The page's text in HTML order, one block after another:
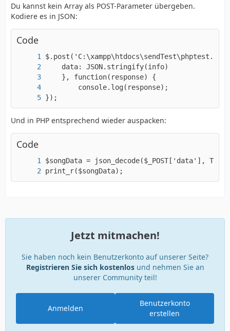
Du kannst kein Array als POST-Parameter übergeben.
Kodiere es in JSON:
Code
});
Und in PHP entsprechend wieder auspacken:
Code
print_r($songData);
Jetzt mitmachen!
Sie haben noch kein Benutzerkonto auf unserer Seite?
Registrieren Sie sich kostenlosund nehmen Sie an
unserer Community teil!
Benutzerkonto
erstellen
Anmelden